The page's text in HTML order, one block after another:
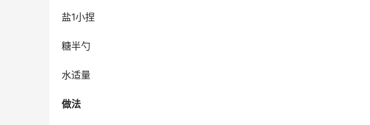
盐1小捏
糖半勺
水适量
做法